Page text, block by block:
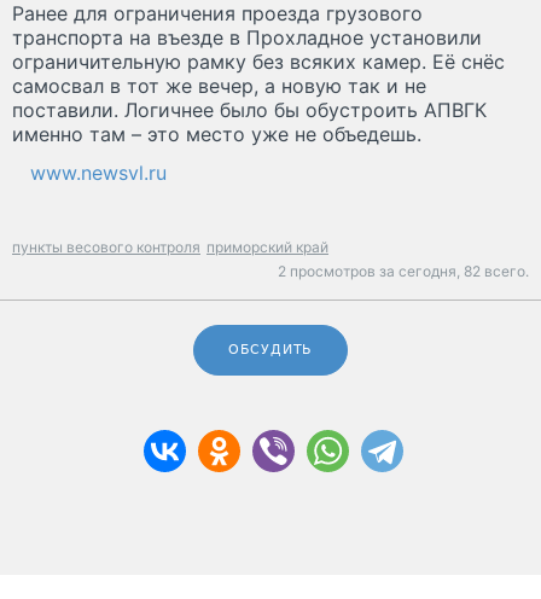
Ранее для ограничения проезда грузового
транспорта на въезде в Прохладное установили
ограничительную рамку без всяких камер. Её снёс
самосвал в тот же вечер, а новую так и не
поставили. Логичнее было бы обустроить АПВГК
именно там – это место уже не объедешь.
www.newsvl.ru
пункты весового контроля приморский край
2 просмотров за сегодня, 82 всего.
ОБСУДИТЬ